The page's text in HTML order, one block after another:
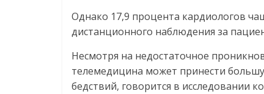
Однако 17,9 процента кардиологов
дистанционного наблюдения за
Несмотря на недостаточное
телемедицина может принести
бедствий, говорится в исследовании